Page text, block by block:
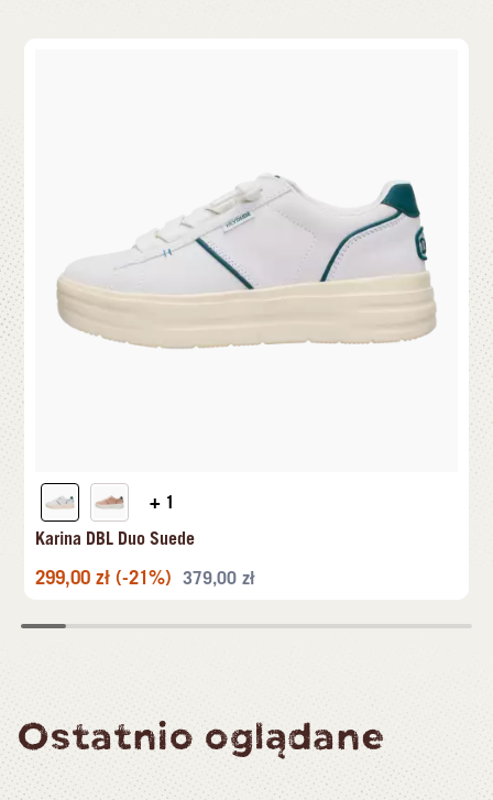
+ 1
Karina DBL Duo Suede
299,00 zł (-21%) 379,00 zł
Ostatnio oglądane